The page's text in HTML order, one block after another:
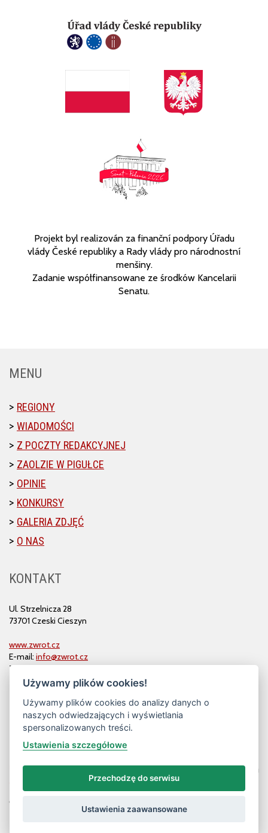
Projekt byl realizován za finanční podpory Úřadu
vlády České republiky a Rady vlády pro národnostní
menšiny.
Zadanie współfinansowane ze środków Kancelarii
Senatu.
MENU
REGIONY
WIADOMOŚCI
Z POCZTY REDAKCYJNEJ
ZAOLZIE W PIGUŁCE
OPINIE
KONKURSY
GALERIA ZDJĘĆ
O NAS
KONTAKT
Ul. Strzelnicza 28
73701 Czeski Cieszyn
www.zwrot.cz
E-mail: info@zwrot.cz
Tel. i faks: 558 711 582
© ZWROT
Używamy plików cookies!
Używamy plików cookies do analizy danych o
naszych odwiedzających i wyświetlania
spersonalizowanych treści.
Ustawienia szczegółowe
Przechodzę do serwisu
Ustawienia zaawansowane